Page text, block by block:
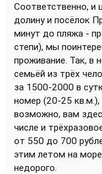
Соответственно, и
долину и посёлок
минут до пляжа -
степи), мы
проживание. Так, в
семьёй из трёх
за 1500-2000 в
номер (20-25
возможно, вам
числе и
от 550 до 700
этим летом на
недорого.